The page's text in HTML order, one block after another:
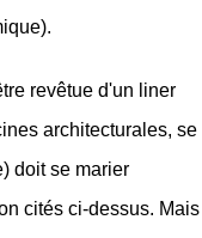
revêtue d'un liner
architecturales, se
doit se marier
cités ci-dessus. Mais